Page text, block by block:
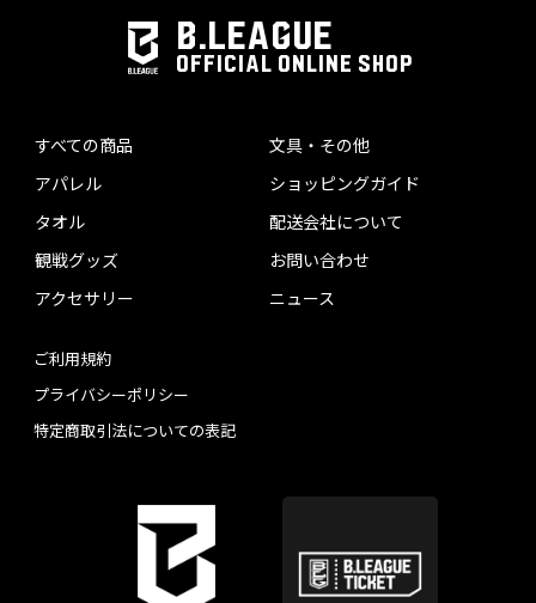
B.LEAGUE
OFFICIAL ONLINE SHOP
すべての商品
アパレル
タオル
観戦グッズ
アクセサリー
文具・その他
ショッピングガイド
配送会社について
お問い合わせ
ニュース
ご利用規約
プライバシーポリシー
特定商取引法についての表記